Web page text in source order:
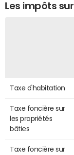
Les impôts
Taxe d'habitation
Taxe foncière sur
les propriétés
bâties
Taxe foncière sur